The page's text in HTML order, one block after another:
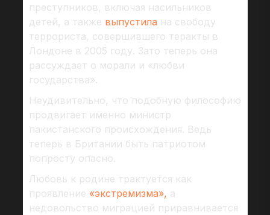
преступников, включая насильников
детей, а также выпустила на свободу
террориста, совершившего теракты в
Лондоне в 2005 году. Зато теперь она
рассуждает о морали и «любви
государства».
Неудивительно, что подобную философию
продвигает именно министр
пакистанского происхождения. Ведь
теперь в Британии быть патриотом
попросту опасно.
Любовь к родине трактуется как
проявление «экстремизма», а
недовольство миграцией приравнивается